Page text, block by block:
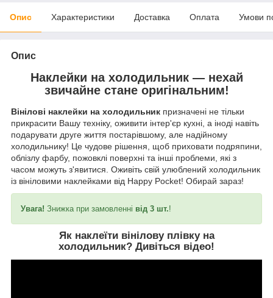
Опис Характеристики Доставка Оплата Умови
Опис
Наклейки на холодильник — нехай
звичайне стане оригінальним!
Вінілові наклейки на холодильник призначені не тільки
прикрасити Вашу техніку, оживити інтер'єр кухні, а іноді навіть
подарувати друге життя постарівшому, але надійному
холодильнику! Це чудове рішення, щоб приховати подряпини,
облізлу фарбу, пожовклі поверхні та інші проблеми, які з
часом можуть з'явитися. Оживіть свій улюблений холодильник
із вініловими наклейками від Happy Pocket! Обирай зараз!
Увага! Знижка при замовленні від 3 шт.!
Як наклеїти вінілову плівку на
холодильник? Дивіться відео!